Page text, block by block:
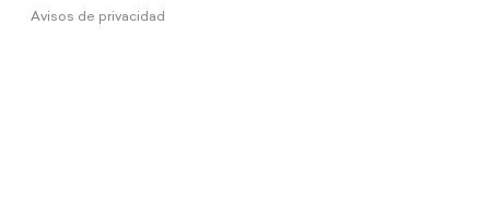
Avisos de privacidad